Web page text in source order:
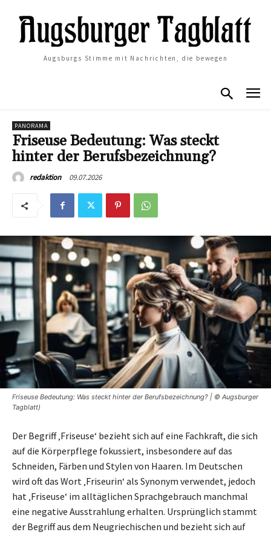
Augsburgs Stimme mit Nachrichten, die bewegen
PANORAMA
Friseuse Bedeutung: Was steckt
hinter der Berufsbezeichnung?
redaktion 09.07.2026
Friseuse Bedeutung: Was steckt hinter der Berufsbezeichnung? | © Augsburger
Tagblatt)
Der Begriff ‚Friseuse‘ bezieht sich auf eine Fachkraft, die sich
auf die Körperpflege fokussiert, insbesondere auf das
Schneiden, Färben und Stylen von Haaren. Im Deutschen
wird oft das Wort ‚Friseurin‘ als Synonym verwendet, jedoch
hat ‚Friseuse‘ im alltäglichen Sprachgebrauch manchmal
eine negative Ausstrahlung erhalten. Ursprünglich stammt
der Begriff aus dem Neugriechischen und bezieht sich auf